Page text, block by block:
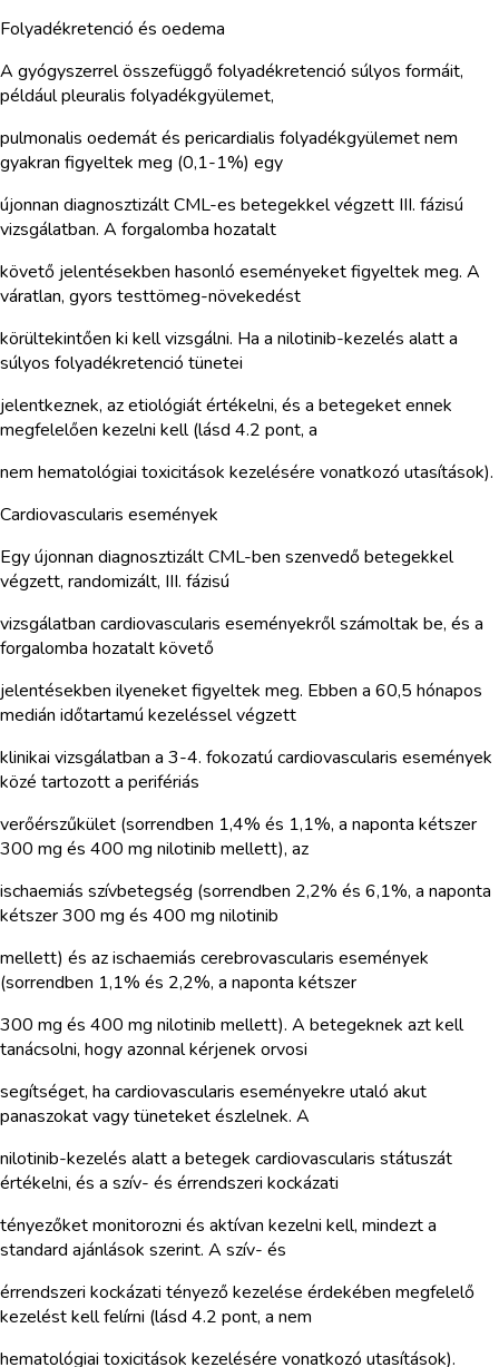
Folyadékretenció és oedema
A gyógyszerrel összefüggő folyadékretenció súlyos formáit,
például pleuralis folyadékgyülemet,
pulmonalis oedemát és pericardialis folyadékgyülemet nem
gyakran figyeltek meg (0,1-1%) egy
újonnan diagnosztizált CML-es betegekkel végzett III. fázisú
vizsgálatban. A forgalomba hozatalt
követő jelentésekben hasonló eseményeket figyeltek meg. A
váratlan, gyors testtömeg-növekedést
körültekintően ki kell vizsgálni. Ha a nilotinib-kezelés alatt a
súlyos folyadékretenció tünetei
jelentkeznek, az etiológiát értékelni, és a betegeket ennek
megfelelően kezelni kell (lásd 4.2 pont, a
nem hematológiai toxicitások kezelésére vonatkozó utasítások).
Cardiovascularis események
Egy újonnan diagnosztizált CML-ben szenvedő betegekkel
végzett, randomizált, III. fázisú
vizsgálatban cardiovascularis eseményekről számoltak be, és a
forgalomba hozatalt követő
jelentésekben ilyeneket figyeltek meg. Ebben a 60,5 hónapos
medián időtartamú kezeléssel végzett
klinikai vizsgálatban a 3-4. fokozatú cardiovascularis események
közé tartozott a perifériás
verőérszűkület (sorrendben 1,4% és 1,1%, a naponta kétszer
300 mg és 400 mg nilotinib mellett), az
ischaemiás szívbetegség (sorrendben 2,2% és 6,1%, a naponta
kétszer 300 mg és 400 mg nilotinib
mellett) és az ischaemiás cerebrovascularis események
(sorrendben 1,1% és 2,2%, a naponta kétszer
300 mg és 400 mg nilotinib mellett). A betegeknek azt kell
tanácsolni, hogy azonnal kérjenek orvosi
segítséget, ha cardiovascularis eseményekre utaló akut
panaszokat vagy tüneteket észlelnek. A
nilotinib-kezelés alatt a betegek cardiovascularis státuszát
értékelni, és a szív- és érrendszeri kockázati
tényezőket monitorozni és aktívan kezelni kell, mindezt a
standard ajánlások szerint. A szív- és
érrendszeri kockázati tényező kezelése érdekében megfelelő
kezelést kell felírni (lásd 4.2 pont, a nem
hematológiai toxicitások kezelésére vonatkozó utasítások).